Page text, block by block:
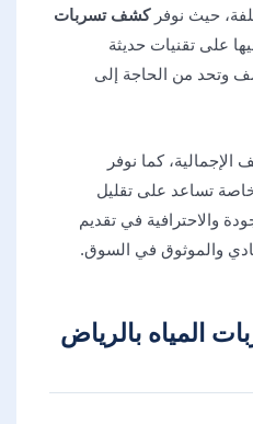
حيث نوفركشف تسربات
على تقنيات حديثة
وتحد من الحاجة إلى
كما نوفر
تساعد على تقليل
والاحترافية في تقديم
والموثوق في السوق.
المياه بالرياض